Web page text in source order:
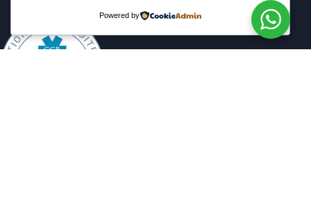
Powered by